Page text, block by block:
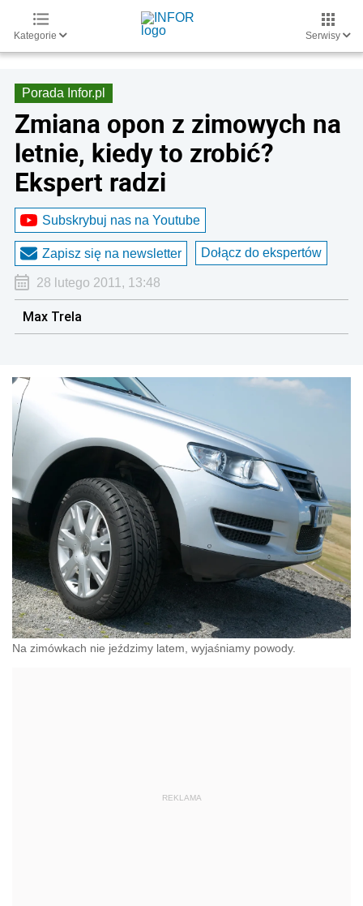
Kategorie Serwisy
Porada Infor.pl
Zmiana opon z zimowych na
letnie, kiedy to zrobić?
Ekspert radzi
Subskrybuj nas na Youtube
Zapisz się na newsletter Dołącz do ekspertów
28 lutego 2011, 13:48
Max Trela
Na zimówkach nie jeździmy latem, wyjaśniamy powody.